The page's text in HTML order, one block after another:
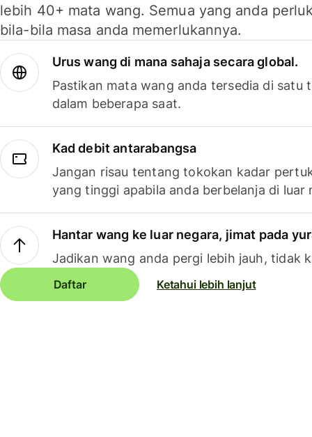
lebih 40+ mata wang. Semua yang anda
bila-bila masa anda memerlukannya.
Urus wang di mana sahaja secara global.
Pastikan mata wang anda tersedia di satu
dalam beberapa saat.
Kad debit antarabangsa
Jangan risau tentang tokokan kadar
yang tinggi apabila anda berbelanja di luar
Hantar wang ke luar negara, jimat pada
Jadikan wang anda pergi lebih jauh, tidak
Daftar Ketahui lebih lanjut